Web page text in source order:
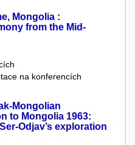
Mongolia :
from the Mid-
na konferencích
Mongolian
to Mongolia 1963:
Odjav’s exploration